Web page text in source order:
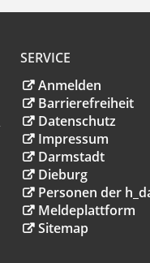
SERVICE
Anmelden
Barrierefreiheit
Datenschutz
Impressum
Darmstadt
Dieburg
Personen der
Meldeplattform
Sitemap